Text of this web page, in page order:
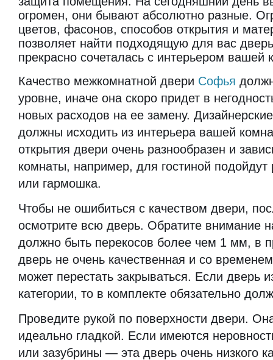
огромен, они бывают абсолютно разные.
цветов, фасонов, способов открытия и
позволяет найти подходящую для вас
прекрасно сочеталась с интерьером вашей
Качество межкомнатной двери Софья
уровне, иначе она скоро придет в
новых расходов на ее замену.
должны исходить из интерьера вашей
открытия двери очень разнообразен и
комнаты, например, для гостиной
или гармошка.
Чтобы не ошибиться с качеством двери,
осмотрите всю дверь. Обратите внимание
должно быть перекосов более чем 1 мм, в
дверь не очень качественная и со
может перестать закрываться. Если дверь
категории, то в комплекте обязательно
Проведите рукой по поверхности двери.
идеально гладкой. Если имеются
или зазубрины — эта дверь очень низкого